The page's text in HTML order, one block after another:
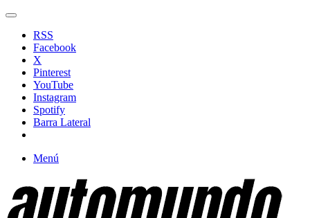
RSS
Facebook
X
Pinterest
YouTube
Instagram
Spotify
Barra Lateral
Menú